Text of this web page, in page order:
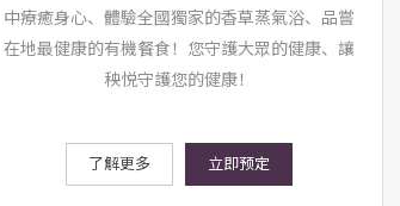
中療癒身心、體驗全國獨家的香草蒸氣浴、品嘗
在地最健康的有機餐食！您守護大眾的健康、讓
秧悦守護您的健康！
了解更多 立即预定